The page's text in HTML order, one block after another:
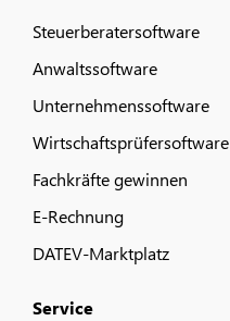
Steuerberatersoftware
Anwaltssoftware
Unternehmenssoftware
Wirtschaftsprüfersoftware
Fachkräfte gewinnen
E-Rechnung
DATEV-Marktplatz
Service